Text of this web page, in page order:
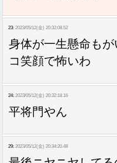
23: 2023/05/12(金) 20:32:08.52
身体が一生懸命も
コ笑顔で怖いわ
24: 2023/05/12(金) 20:32:18.16
平将門やん
29: 2023/05/12(金) 20:34:20.48